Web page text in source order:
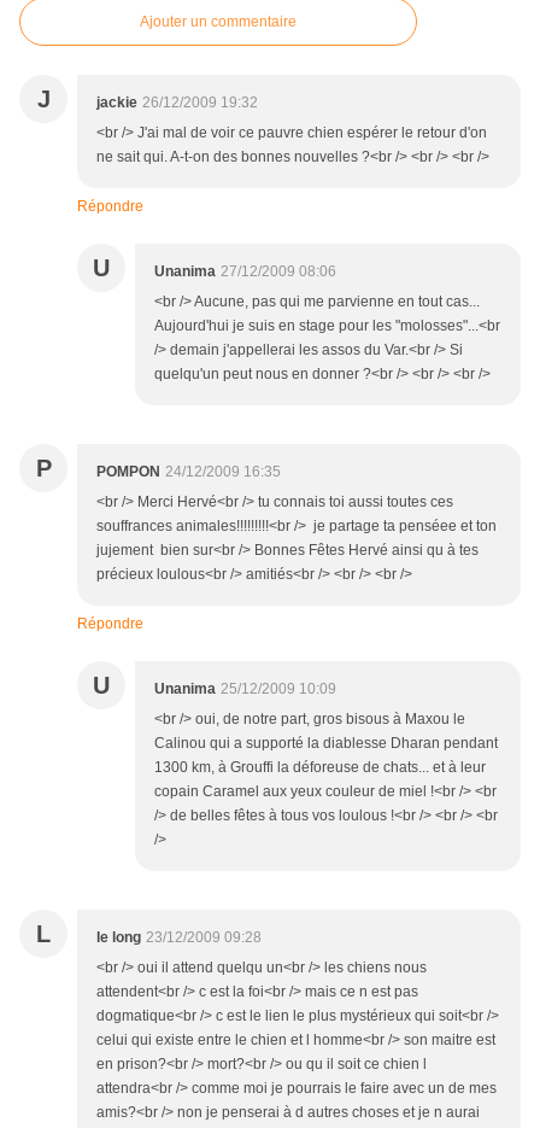
Ajouter un commentaire
J jackie 26/12/2009 19:32
<br /> J'ai mal de voir ce pauvre chien espérer le retour d'on
ne sait qui. A-t-on des bonnes nouvelles ?<br /> <br /> <br />
Répondre
U Unanima 27/12/2009 08:06
<br /> Aucune, pas qui me parvienne en tout cas...
Aujourd'hui je suis en stage pour les "molosses"...<br
/> demain j'appellerai les assos du Var.<br /> Si
quelqu'un peut nous en donner ?<br /> <br /> <br />
P POMPON 24/12/2009 16:35
<br /> Merci Hervé<br /> tu connais toi aussi toutes ces
souffrances animales!!!!!!!!!<br /> je partage ta penséee et ton
jujement bien sur<br /> Bonnes Fêtes Hervé ainsi qu à tes
précieux loulous<br /> amitiés<br /> <br /> <br />
Répondre
U Unanima 25/12/2009 10:09
<br /> oui, de notre part, gros bisous à Maxou le
Calinou qui a supporté la diablesse Dharan pendant
1300 km, à Grouffi la déforeuse de chats... et à leur
copain Caramel aux yeux couleur de miel !<br /> <br
/> de belles fêtes à tous vos loulous !<br /> <br /> <br
/>
L le long 23/12/2009 09:28
<br /> oui il attend quelqu un<br /> les chiens nous
attendent<br /> c est la foi<br /> mais ce n est pas
dogmatique<br /> c est le lien le plus mystérieux qui soit<br />
celui qui existe entre le chien et l homme<br /> son maitre est
en prison?<br /> mort?<br /> ou qu il soit ce chien l
attendra<br /> comme moi je pourrais le faire avec un de mes
amis?<br /> non je penserai à d autres choses et je n aurai